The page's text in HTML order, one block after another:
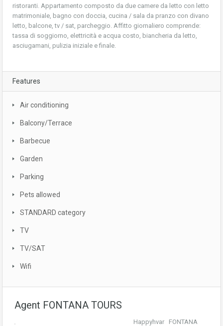
ristoranti. Appartamento composto da due camere da letto con letto
matrimoniale, bagno con doccia, cucina / sala da pranzo con divano
letto, balcone, tv / sat, parcheggio. Affitto giornaliero comprende:
tassa di soggiorno, elettricità e acqua costo, biancheria da letto,
asciugamani, pulizia iniziale e finale.
Features
Air conditioning
Balcony/Terrace
Barbecue
Garden
Parking
Pets allowed
STANDARD category
TV
TV/SAT
Wifi
Agent FONTANA TOURS
Happyhvar FONTANA